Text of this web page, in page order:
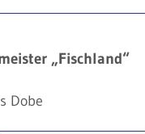
„Fischland“
Dobe